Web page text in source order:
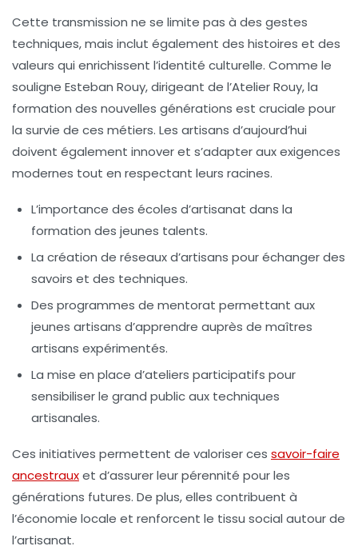
Cette transmission ne se limite pas à des gestes
techniques, mais inclut également des histoires et des
valeurs qui enrichissent l’identité culturelle. Comme le
souligne Esteban Rouy, dirigeant de l’Atelier Rouy, la
formation des nouvelles générations est cruciale pour
la survie de ces métiers. Les artisans d’aujourd’hui
doivent également innover et s’adapter aux exigences
modernes tout en respectant leurs racines.
L’importance des écoles d’artisanat dans la
formation des jeunes talents.
La création de réseaux d’artisans pour échanger des
savoirs et des techniques.
Des programmes de mentorat permettant aux
jeunes artisans d’apprendre auprès de maîtres
artisans expérimentés.
La mise en place d’ateliers participatifs pour
sensibiliser le grand public aux techniques
artisanales.
Ces initiatives permettent de valoriser ces savoir-faire
ancestrauxet d’assurer leur pérennité pour les
générations futures. De plus, elles contribuent à
l’économie locale et renforcent le tissu social autour de
l’artisanat.